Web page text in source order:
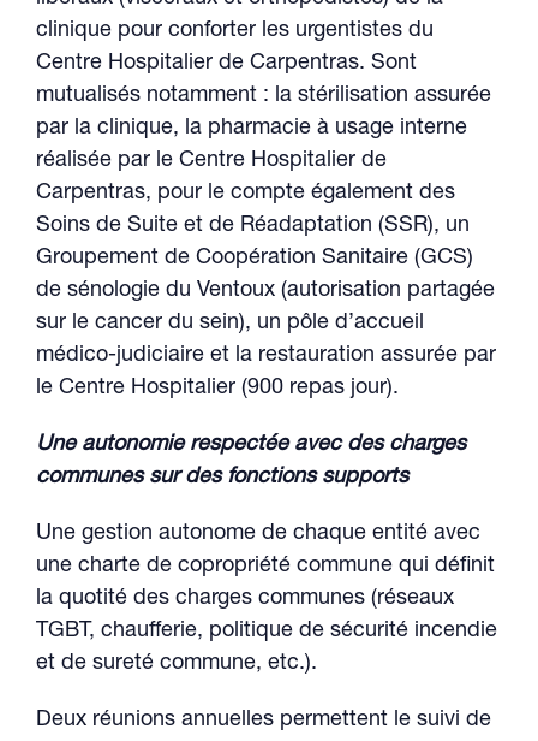
clinique pour conforter les urgentistes du
Centre Hospitalier de Carpentras. Sont
mutualisés notamment : la stérilisation assurée
par la clinique, la pharmacie à usage interne
réalisée par le Centre Hospitalier de
Carpentras, pour le compte également des
Soins de Suite et de Réadaptation (SSR), un
Groupement de Coopération Sanitaire (GCS)
de sénologie du Ventoux (autorisation partagée
sur le cancer du sein), un pôle d’accueil
médico-judiciaire et la restauration assurée par
le Centre Hospitalier (900 repas jour).
Une autonomie respectée avec des charges
communes sur des fonctions supports
Une gestion autonome de chaque entité avec
une charte de copropriété commune qui définit
la quotité des charges communes (réseaux
TGBT, chaufferie, politique de sécurité incendie
et de sureté commune, etc.).
Deux réunions annuelles permettent le suivi de